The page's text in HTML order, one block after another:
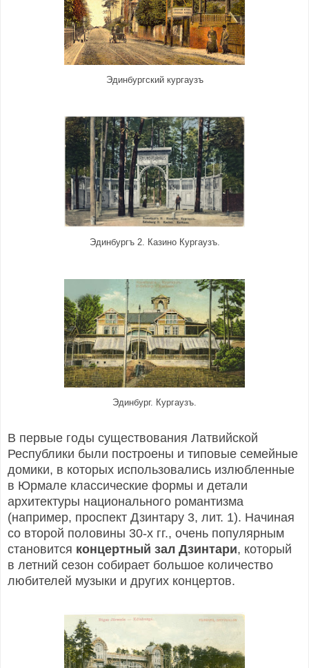
Эдинбургский кургаузъ
Эдинбургъ 2. Казино Кургаузъ.
Эдинбург. Кургаузъ.
В первые годы существования Латвийской
Республики были построены и типовые семейные
домики, в которых использовались излюбленные
в Юрмале классические формы и детали
архитектуры национального романтизма
(например, проспект Дзинтару 3, лит. 1). Начиная
со второй половины 30-х гг., очень популярным
становится концертный зал Дзинтари, который
в летний сезон собирает большое количество
любителей музыки и других концертов.